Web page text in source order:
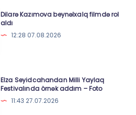
Dilarə Kazımova beynəlxalq filmdə rol
aldı
12:28 07.08.2026
Elza Seyidcahandan Milli Yaylaq
Festivalında örnək addım – Foto
11:43 27.07.2026